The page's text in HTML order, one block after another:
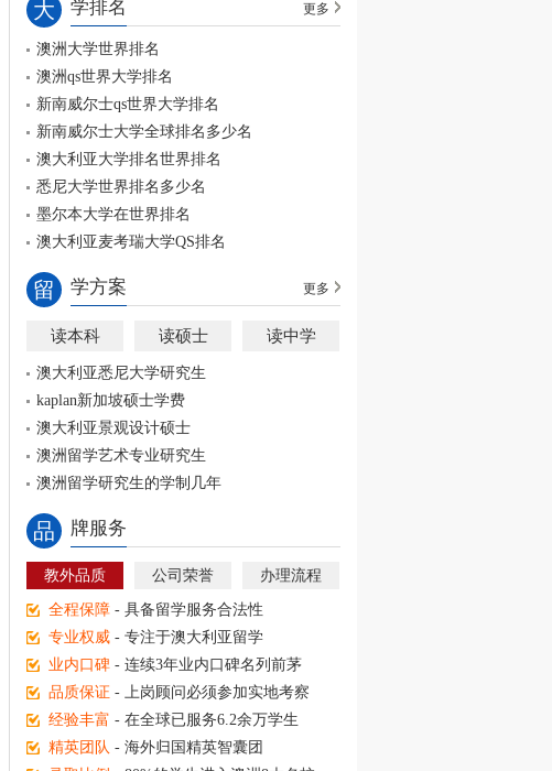
大 学排名 更多
澳洲大学世界排名
澳洲qs世界大学排名
新南威尔士qs世界大学排名
新南威尔士大学全球排名多少名
澳大利亚大学排名世界排名
悉尼大学世界排名多少名
墨尔本大学在世界排名
澳大利亚麦考瑞大学QS排名
留 学方案 更多
读本科 读硕士 读中学
澳大利亚悉尼大学研究生
kaplan新加坡硕士学费
澳大利亚景观设计硕士
澳洲留学艺术专业研究生
澳洲留学研究生的学制几年
品 牌服务
教外品质 公司荣誉 办理流程
全程保障 - 具备留学服务合法性
专业权威 - 专注于澳大利亚留学
业内口碑 - 连续3年业内口碑名列前茅
品质保证 - 上岗顾问必须参加实地考察
经验丰富 - 在全球已服务6.2余万学生
精英团队 - 海外归国精英智囊团